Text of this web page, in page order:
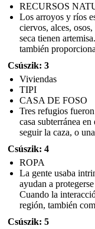
RECURSOS
Los arroyos y ríos
ciervos, alces,
seca tienen
también
Csúszik: 3
Viviendas
TIPI
CASA DE FOSO
Tres refugios
casa subterránea
seguir la caza, o
Csúszik: 4
ROPA
La gente usaba
ayudan a
Cuando la
región, también
Csúszik: 5